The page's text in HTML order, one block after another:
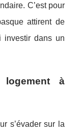
C’est pour
attirent de
investir dans un
à
s’évader sur la